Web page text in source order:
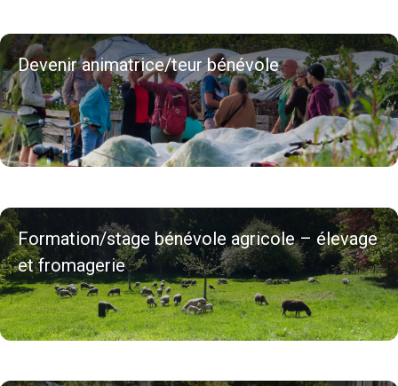
Devenir animatrice/teur bénévole
Formation/stage bénévole agricole – élevage
et fromagerie